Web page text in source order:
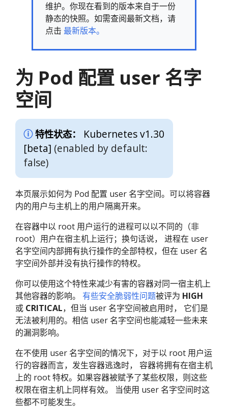
维护。你现在看到的版本来自于一份
静态的快照。如需查阅最新文档，请
点击 最新版本。
为 Pod 配置 user 名字
空间
特性状态：
Kubernetes v1.30
[beta] (enabled by default:
false)
本页展示如何为 Pod 配置 user 名字空间。可以将容器
内的用户与主机上的用户隔离开来。
在容器中以 root 用户运行的进程可以以不同的（非
root）用户在宿主机上运行；换句话说， 进程在 user
名字空间内部拥有执行操作的全部特权，但在 user 名
字空间外部并没有执行操作的特权。
你可以使用这个特性来减少有害的容器对同一宿主机上
其他容器的影响。 有些安全脆弱性问题被评为 HIGH
或 CRITICAL，但当 user 名字空间被启用时， 它们是
无法被利用的。相信 user 名字空间也能减轻一些未来
的漏洞影响。
在不使用 user 名字空间的情况下，对于以 root 用户运
行的容器而言，发生容器逃逸时， 容器将拥有在宿主机
上的 root 特权。如果容器被赋予了某些权限，则这些
权限在宿主机上同样有效。 当使用 user 名字空间时这
些都不可能发生。